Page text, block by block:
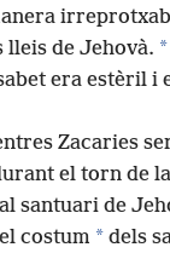
lleis de Jehovà. *
era estèril i
Zacaries
el torn de
santuari de
costum * dels